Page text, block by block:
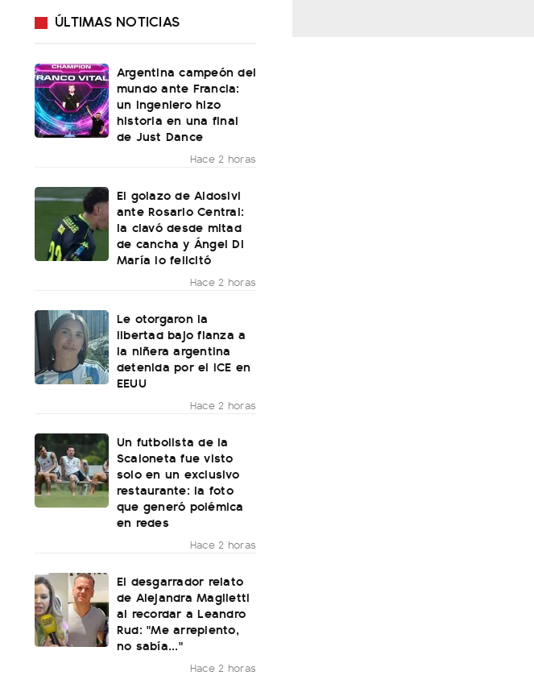
ÚLTIMAS NOTICIAS
Argentina campeón del
mundo ante Francia:
un ingeniero hizo
historia en una final
de Just Dance
Hace 2 horas
El golazo de Aldosivi
ante Rosario Central:
la clavó desde mitad
de cancha y Ángel Di
María lo felicitó
Hace 2 horas
Le otorgaron la
libertad bajo fianza a
la niñera argentina
detenida por el ICE en
EEUU
Hace 2 horas
Un futbolista de la
Scaloneta fue visto
solo en un exclusivo
restaurante: la foto
que generó polémica
en redes
Hace 2 horas
El desgarrador relato
de Alejandra Maglietti
al recordar a Leandro
Rud: "Me arrepiento,
no sabía..."
Hace 2 horas